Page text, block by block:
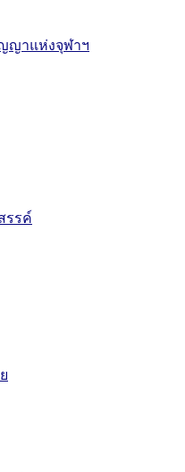
ญาแห่งจุฬาฯ
รรค์